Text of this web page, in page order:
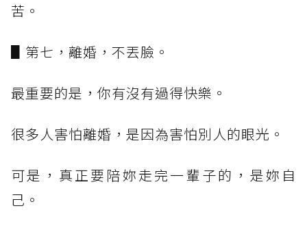
苦。
▋第七，離婚，不丟臉。
最重要的是，你有沒有過得快樂。
很多人害怕離婚，是因為害怕別人的眼光。
可是，真正要陪妳走完一輩子的，是妳自
己。